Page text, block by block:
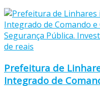
Prefeitura de
Integrado de